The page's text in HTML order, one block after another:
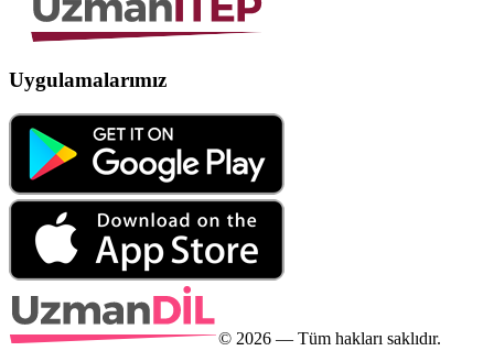
Uygulamalarımız
© 2026 — Tüm hakları saklıdır.